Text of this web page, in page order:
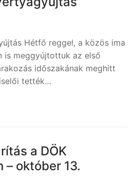
Hétfő reggel, a közös ima
is meggyújtottuk az első
időszakának meghitt
tették…
a DÖK
– október 13.